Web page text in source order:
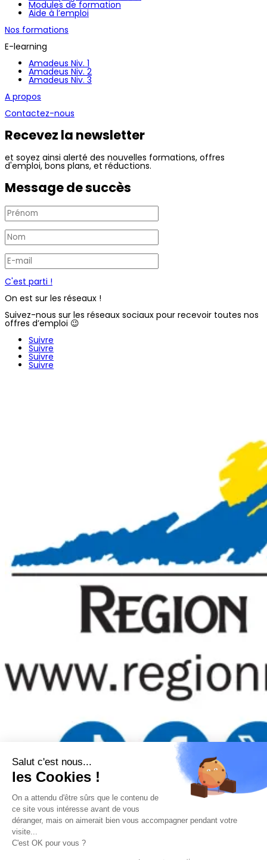
Modules de formation
Aide à l’emploi
Nos formations
E-learning
Amadeus Niv. 1
Amadeus Niv. 2
Amadeus Niv. 3
A propos
Contactez-nous
Recevez la newsletter
et soyez ainsi alerté des nouvelles formations, offres
d'emploi, bons plans, et réductions.
Message de succès
C'est parti !
On est sur les réseaux !
Suivez-nous sur les réseaux sociaux pour recevoir toutes nos
offres d’emploi 😉
Suivre
Suivre
Suivre
Suivre
Mentions légales–Politique de confidentialité
des cookies–Remboursements/ Retours – Conditions
générales d’utilisation
“Ce site a été financé à l’aide du FEDER (REACT-UE) dans le
cadre de la réponse de l’Union européenne à la pandémie
COVID-19. L’Europe s’engage à La Réunion”
Salut c'est nous...
les Cookies !
On a attendu d'être sûrs que le contenu de
ce site vous intéresse avant de vous
déranger, mais on aimerait bien vous accompagner pendant votre
visite...
C'est OK pour vous ?